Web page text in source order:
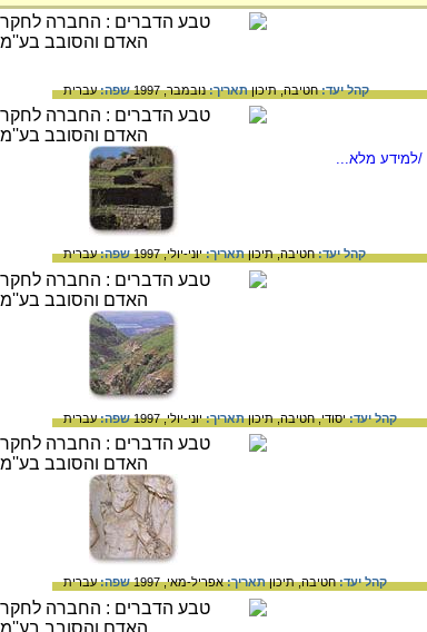
קהל יעד:חטיבה,תיכוןתאריך:נובמבר, 1997 שפה:עברית
/למידע מלא...
קהל יעד:חטיבה,תיכוןתאריך:יוני-יולי, 1997 שפה:עברית
קהל יעד:יסודי,חטיבה,תיכוןתאריך:יוני-יולי, 1997 שפה:עברית
קהל יעד:חטיבה,תיכוןתאריך:אפריל-מאי, 1997 שפה:עברית